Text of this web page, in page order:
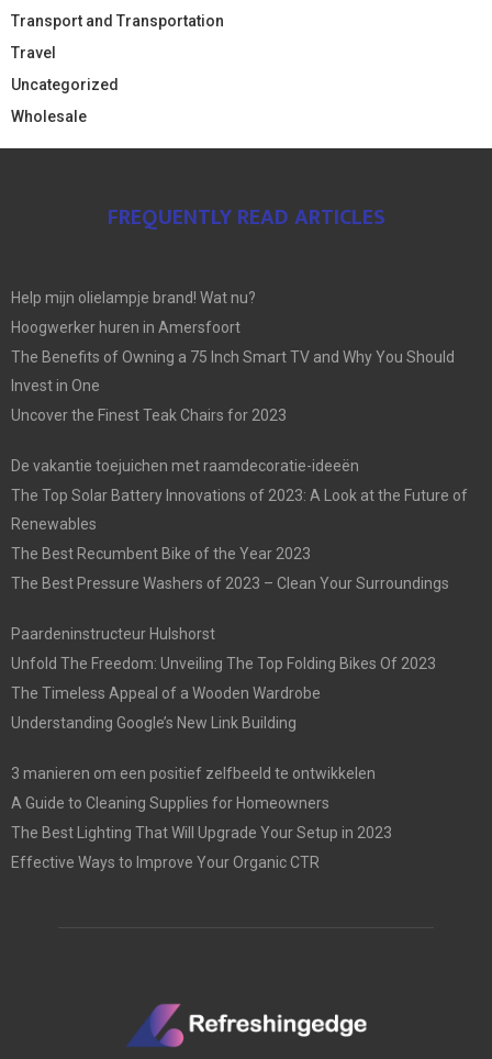
Transport and Transportation
Travel
Uncategorized
Wholesale
FREQUENTLY READ ARTICLES
Help mijn olielampje brand! Wat nu?
Hoogwerker huren in Amersfoort
The Benefits of Owning a 75 Inch Smart TV and Why You Should
Invest in One
Uncover the Finest Teak Chairs for 2023
De vakantie toejuichen met raamdecoratie-ideeën
The Top Solar Battery Innovations of 2023: A Look at the Future of
Renewables
The Best Recumbent Bike of the Year 2023
The Best Pressure Washers of 2023 – Clean Your Surroundings
Paardeninstructeur Hulshorst
Unfold The Freedom: Unveiling The Top Folding Bikes Of 2023
The Timeless Appeal of a Wooden Wardrobe
Understanding Google’s New Link Building
3 manieren om een positief zelfbeeld te ontwikkelen
A Guide to Cleaning Supplies for Homeowners
The Best Lighting That Will Upgrade Your Setup in 2023
Effective Ways to Improve Your Organic CTR